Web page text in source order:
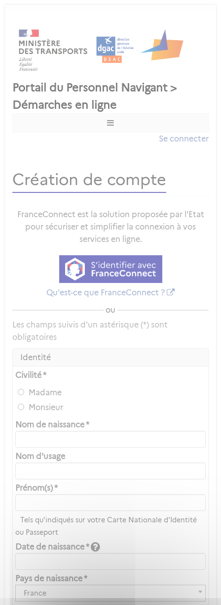
Se connecter
Création de compte
FranceConnect est la solution proposée par l'Etat
pour sécuriser et simplifier la connexion à vos
services en ligne.
Qu'est-ce que FranceConnect ?
ou
Les champs suivis d'un astérisque (*) sont
obligatoires
Identité
Civilité *
Madame
Monsieur
Nom de naissance *
Nom d'usage
Prénom(s) *
Tels qu'indiqués sur votre Carte Nationale d'Identité
ou Passeport
Date de naissance *
Pays de naissance *
France